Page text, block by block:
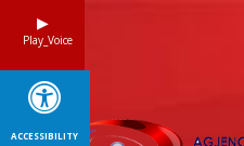
Play_Voice
ACCESSIBILITY